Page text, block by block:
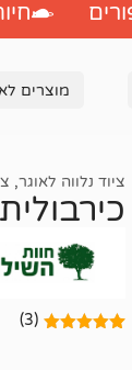
מוצרים
ציוד נלווה לאוגר,
כירבולית לאוגר
(3)